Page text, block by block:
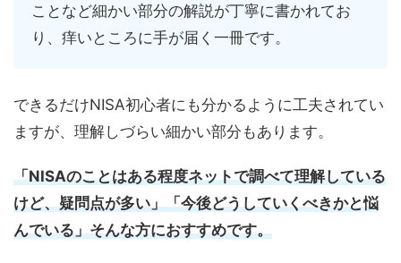
ことなど細かい部分の解説が丁寧に書かれてお
り、痒いところに手が届く一冊です。
できるだけNISA初心者にも分かるように工夫されてい
ますが、理解しづらい細かい部分もあります。
「NISAのことはある程度ネットで調べて理解している
けど、疑問点が多い」「今後どうしていくべきかと悩
んでいる」そんな方におすすめです。